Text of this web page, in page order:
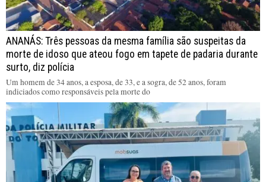
ANANÁS: Três pessoas da mesma família são suspeitas da
morte de idoso que ateou fogo em tapete de padaria durante
surto, diz polícia
Um homem de 34 anos, a esposa, de 33, e a sogra, de 52 anos, foram
indiciados como responsáveis pela morte do